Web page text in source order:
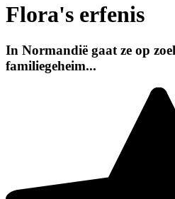
Flora's erfenis
In Normandië gaat ze op
familiegeheim...